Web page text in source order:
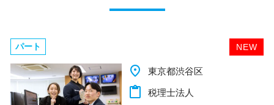
NEW
パート
place 千葉県柏市
content_paste 税理士法人